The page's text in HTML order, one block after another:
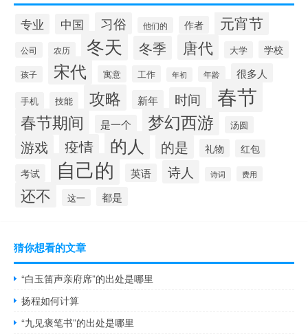
专业 中国 习俗 他们的 作者 元宵节
公司 农历 冬天 冬季 唐代 大学 学校
孩子 宋代 寓意 工作 年初 年龄 很多人
手机 技能 攻略 新年 时间 春节
春节期间 是一个 梦幻西游 汤圆
游戏 疫情 的人 的是 礼物
红包
考试
自己的 英语 诗人 诗词 费用
还不 这一 都是
猜你想看的文章
“白玉笛声亲府席”的出处是哪里
扬程如何计算
“九见褒笔书”的出处是哪里